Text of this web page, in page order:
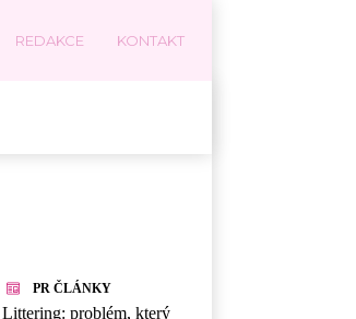
REDAKCE KONTAKT
PR ČLÁNKY
Littering: problém, který